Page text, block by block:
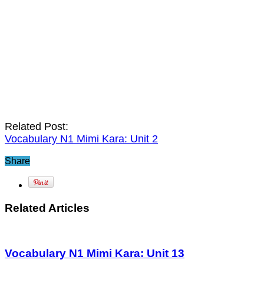
Related Post:
Vocabulary N1 Mimi Kara: Unit 2
Share
Related Articles
Vocabulary N1 Mimi Kara: Unit 13